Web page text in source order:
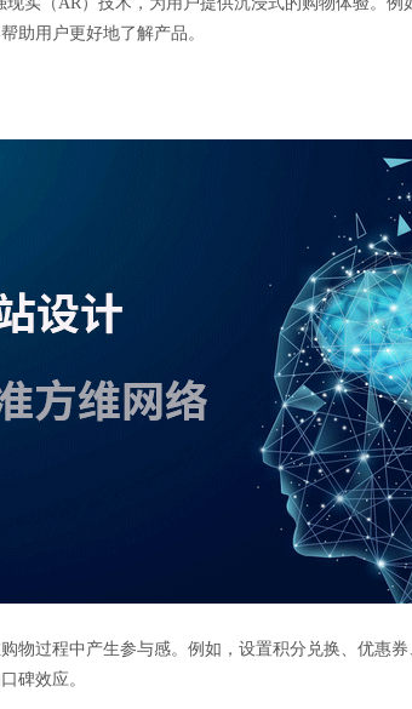
助用户更好地了解产品。
物过程中产生参与感。例如，设置积分兑换、优惠
碑效应。